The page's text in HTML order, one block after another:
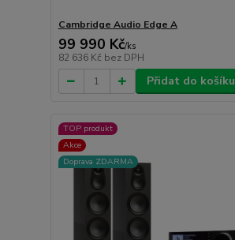
Cambridge Audio Edge A
99 990 Kč/ks
82 636 Kč bez DPH
Přidat do košíku
TOP produkt
Akce
Doprava ZDARMA